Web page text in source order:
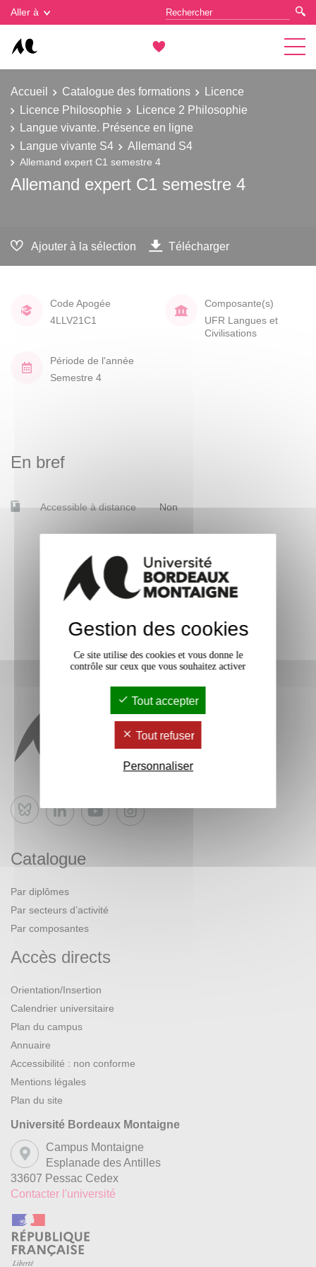
Aller à
Accueil Catalogue des formations
Licence
Licence Philosophie
Licence 2 Philosophie
Langue vivante. Présence en ligne
Langue vivante S4
Allemand S4
Allemand expert C1 semestre 4
Allemand expert C1 semestre 4
Ajouter à la sélection Télécharger
Code Apogée
4LLV21C1
Composante(s)
UFR Langues et
Civilisations
Période de l'année
Semestre 4
En bref
Accessible à distance Non
Bluesky
Catalogue
Par diplômes
Par secteurs d’activité
Par composantes
Accès directs
Orientation/Insertion
Calendrier universitaire
Plan du campus
Annuaire
Accessibilité : non conforme
Mentions légales
Plan du site
Université Bordeaux Montaigne
Campus Montaigne
Esplanade des Antilles
33607 Pessac Cedex
Contacter l'université
Gestion des cookies
Gestion des cookies
Ce site utilise des cookies et vous donne le
contrôle sur ceux que vous souhaitez activer
Tout accepter
Tout refuser
Personnaliser